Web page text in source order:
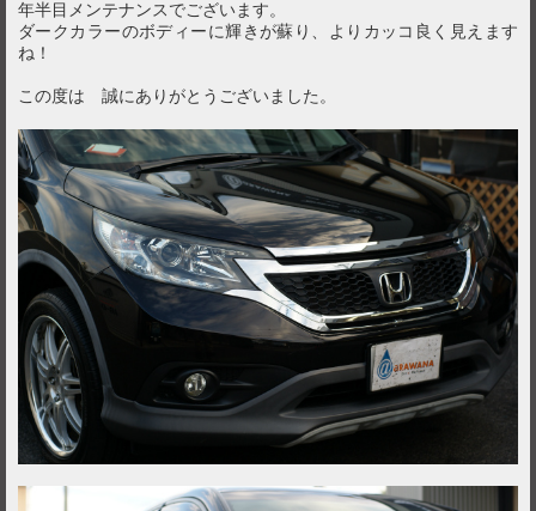
年半目メンテナンスでございます。
ダークカラーのボディーに輝きが蘇り、よりカッコ良く見えます
ね！
この度は 誠にありがとうございました。